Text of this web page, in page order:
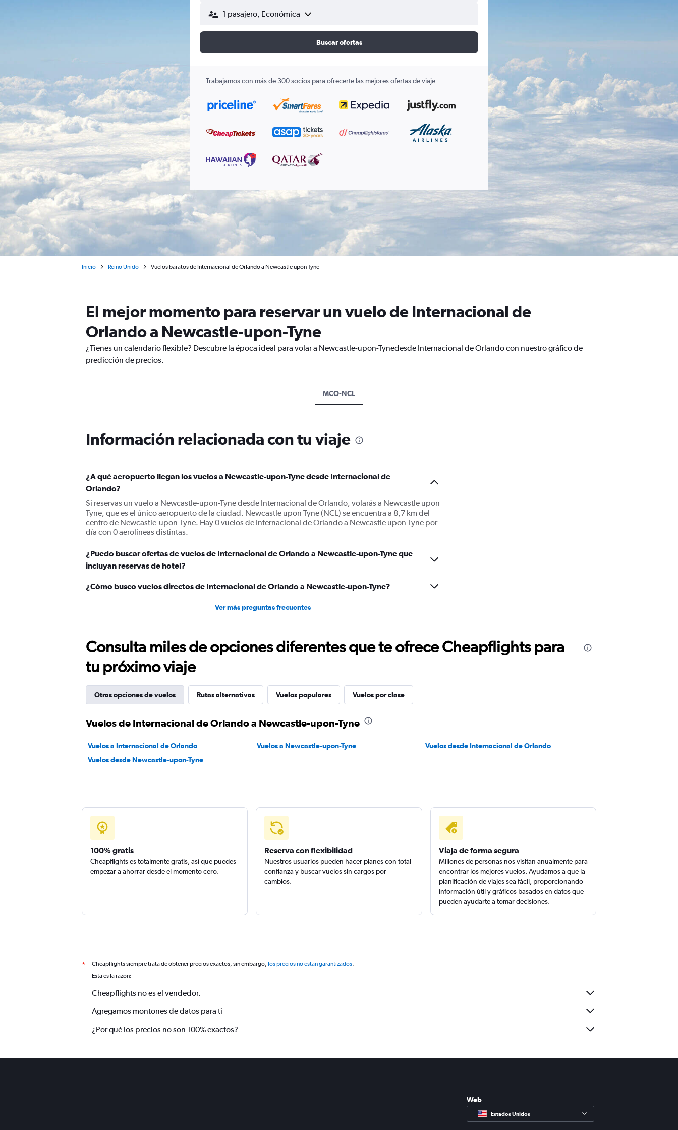
1 pasajero, Económica
Buscar ofertas
Trabajamos con más de 300 socios para ofrecerte las mejores ofertas de viaje
Inicio Reino Unido Vuelos baratos de Internacional de Orlando a Newcastle upon Tyne
El mejor momento para reservar un vuelo de Internacional de
Orlando a Newcastle-upon-Tyne
¿Tienes un calendario flexible? Descubre la época ideal para volar a Newcastle-upon-Tynedesde Internacional de Orlando con nuestro gráfico de
predicción de precios.
MCO-NCL
Información relacionada con tu viaje
¿A qué aeropuerto llegan los vuelos a Newcastle-upon-Tyne desde Internacional de
Orlando?
Si reservas un vuelo a Newcastle-upon-Tyne desde Internacional de Orlando, volarás a Newcastle upon
Tyne, que es el único aeropuerto de la ciudad. Newcastle upon Tyne (NCL) se encuentra a 8,7 km del
centro de Newcastle-upon-Tyne. Hay 0 vuelos de Internacional de Orlando a Newcastle upon Tyne por
día con 0 aerolíneas distintas.
¿Puedo buscar ofertas de vuelos de Internacional de Orlando a Newcastle-upon-Tyne que
incluyan reservas de hotel?
¿Cómo busco vuelos directos de Internacional de Orlando a Newcastle-upon-Tyne?
Ver más preguntas frecuentes
Consulta miles de opciones diferentes que te ofrece Cheapflights para
tu próximo viaje
Otras opciones de vuelos Rutas alternativas Vuelos populares Vuelos por clase
Vuelos de Internacional de Orlando a Newcastle-upon-Tyne
Vuelos a Internacional de Orlando Vuelos a Newcastle-upon-Tyne
Vuelos desde Internacional de Orlando
Vuelos desde Newcastle-upon-Tyne
100% gratis
Cheapflights es totalmente gratis, así que puedes
empezar a ahorrar desde el momento cero.
Reserva con flexibilidad
Nuestros usuarios pueden hacer planes con total
confianza y buscar vuelos sin cargos por
cambios.
Viaja de forma segura
Millones de personas nos visitan anualmente para
encontrar los mejores vuelos. Ayudamos a que la
planificación de viajes sea fácil, proporcionando
información útil y gráficos basados en datos que
pueden ayudarte a tomar decisiones.
* Cheapflights siempre trata de obtener precios exactos, sin embargo, los precios no están garantizados.
Esta es la razón:
Cheapflights no es el vendedor.
Agregamos montones de datos para ti
¿Por qué los precios no son 100% exactos?
Web
Estados Unidos